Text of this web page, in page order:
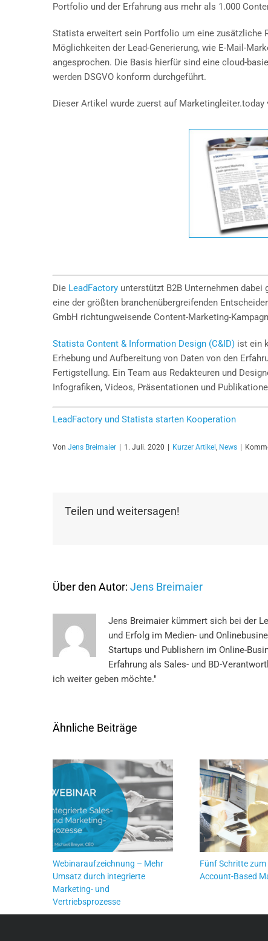
Portfolio und der Erfahrung aus mehr als 1.000
Statista erweitert sein Portfolio um eine zusätzliche
Möglichkeiten der Lead-Generierung, wie E-Mail-
angesprochen. Die Basis hierfür sind eine cloud-
werden DSGVO konform durchgeführt.
Dieser Artikel wurde zuerst auf
Die LeadFactory unterstützt B2B Unternehmen
eine der größten branchenübergreifenden
GmbH richtungweisende Content-Marketing-
Statista Content & Information Design (C&ID) ist ein
Erhebung und Aufbereitung von Daten von den
Fertigstellung. Ein Team aus Redakteuren und
Infografiken, Videos, Präsentationen und
LeadFactory und Statista starten Kooperation
Von Jens Breimaier 1. Juli. 2020 Kurzer Artikel , News
Teilen und weitersagen!
Über den Autor: Jens Breimaier
Jens Breimaier kümmert sich bei der
und Erfolg im Medien- und
Startups und Publishern im Online-
Erfahrung als Sales- und BD-
ich weiter geben möchte."
Ähnliche Beiträge
Webinaraufzeichnung – Mehr
Umsatz durch integrierte
Marketing- und
Vertriebsprozesse
Fünf Schritte
Account-Based